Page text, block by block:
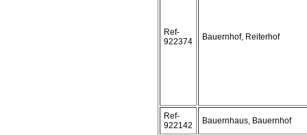
Ref-
922374
Bauernhof, Reiterhof
Ref-
922142
Bauernhaus, Bauernhof